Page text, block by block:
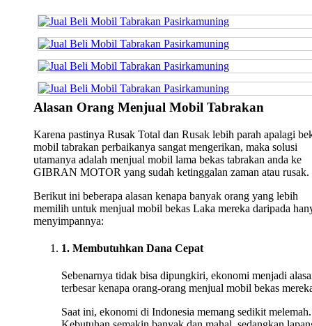
Alasan Orang Menjual Mobil Tabrakan
Karena pastinya Rusak Total dan Rusak lebih parah apalagi
mobil tabrakan perbaikanya sangat mengerikan, maka solusi
utamanya adalah menjual mobil lama bekas tabrakan anda ke
GIBRAN MOTOR yang sudah ketinggalan zaman atau rusak.
Berikut ini beberapa alasan kenapa banyak orang yang lebih
memilih untuk menjual mobil bekas Laka mereka daripada
menyimpannya:
1. Membutuhkan Dana Cepat
Sebenarnya tidak bisa dipungkiri, ekonomi menjadi
terbesar kenapa orang-orang menjual mobil bekas
Saat ini, ekonomi di Indonesia memang sedikit melemah.